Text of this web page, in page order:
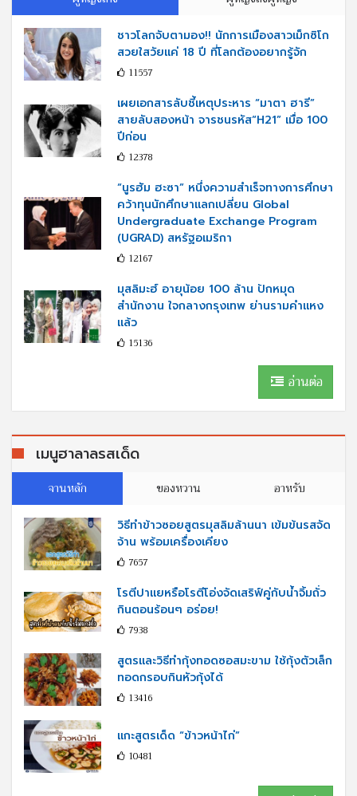
ชาวโลกจับตามอง!! นักการเมืองสาวเม็กซิโก
สวยใสวัยแค่ 18 ปี ที่โลกต้องอยากรู้จัก
11557
เผยเอกสารลับชี้เหตุประหาร “มาตา ฮารี”
สายลับสองหน้า จารชนรหัส“H21” เมื่อ 100
ปีก่อน
12378
“นูรฮัม ฮะซา” หนึ่งความสำเร็จทางการศึกษา
คว้าทุนนักศึกษาแลกเปลี่ยน Global
Undergraduate Exchange Program
(UGRAD) สหรัฐอเมริกา
12167
มุสลิมะฮ์ อายุน้อย 100 ล้าน ปักหมุด
สำนักงาน ใจกลางกรุงเทพ ย่านรามคำแหง
แล้ว
15136
อ่านต่อ
เมนูฮาลาลรสเด็ด
จานหลัก ของหวาน อาหรับ
วิธีทำข้าวซอยสูตรมุสลิมล้านนา เข้มข้นรสจัด
จ้าน พร้อมเครื่องเคียง
7657
โรตีปาแยหรือโรตีโอ่งจัดเสริฟ์คู่กับนํ้าจิ้มถั่ว
กินตอนร้อนๆ อร่อย!
7938
สูตรและวิธีทำกุ้งทอดซอสมะขาม ใช้กุ้งตัวเล็ก
ทอดกรอบกินหัวกุ้งได้
13416
แกะสูตรเด็ด “ข้าวหน้าไก่”
10481